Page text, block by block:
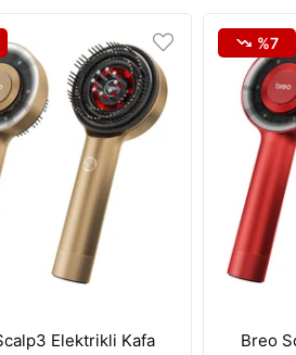
Elektrikli Kafa
Breo
%7